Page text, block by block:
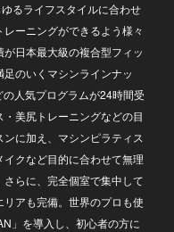
るライフスタイルに合わせ
ーニングができるよう様々
日本最大級の複合型フィッ
のいくマシンラインナッ
人気プログラムが24時間受
美尻トレーニングなどの目
に加え、マシンピラティス
クなど目的に合わせて無理
らに、完全個室で集中して
アも完備。世界のプロも使
」を導入し、初心者の方に